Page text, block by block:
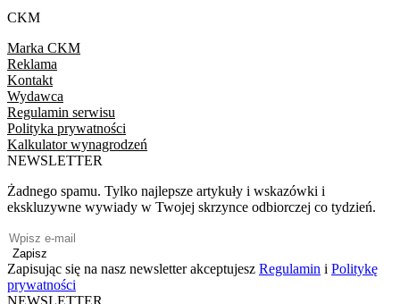
CKM
Marka CKM
Reklama
Kontakt
Wydawca
Regulamin serwisu
Polityka prywatności
Kalkulator wynagrodzeń
NEWSLETTER
Żadnego spamu. Tylko najlepsze artykuły i wskazówki i
ekskluzywne wywiady w Twojej skrzynce odbiorczej co tydzień.
Zapisz
Zapisując się na nasz newsletter akceptujesz Regulamin i Politykę
prywatności